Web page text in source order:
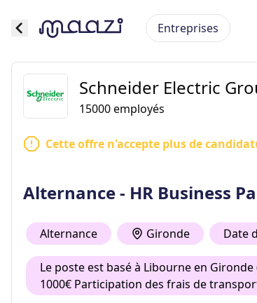
Entreprises
Schneider Electric
15000employés
Cette offre n'accepte plus de
Alternance - HR Business
Alternance Gironde Date
Le poste est basé à Libourne en
1000€ Participation des frais de